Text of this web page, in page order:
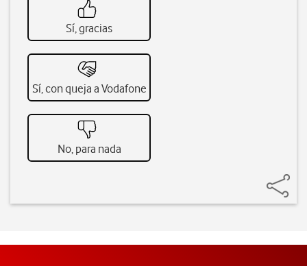
Sí, gracias
Sí, con queja a Vodafone
No, para nada